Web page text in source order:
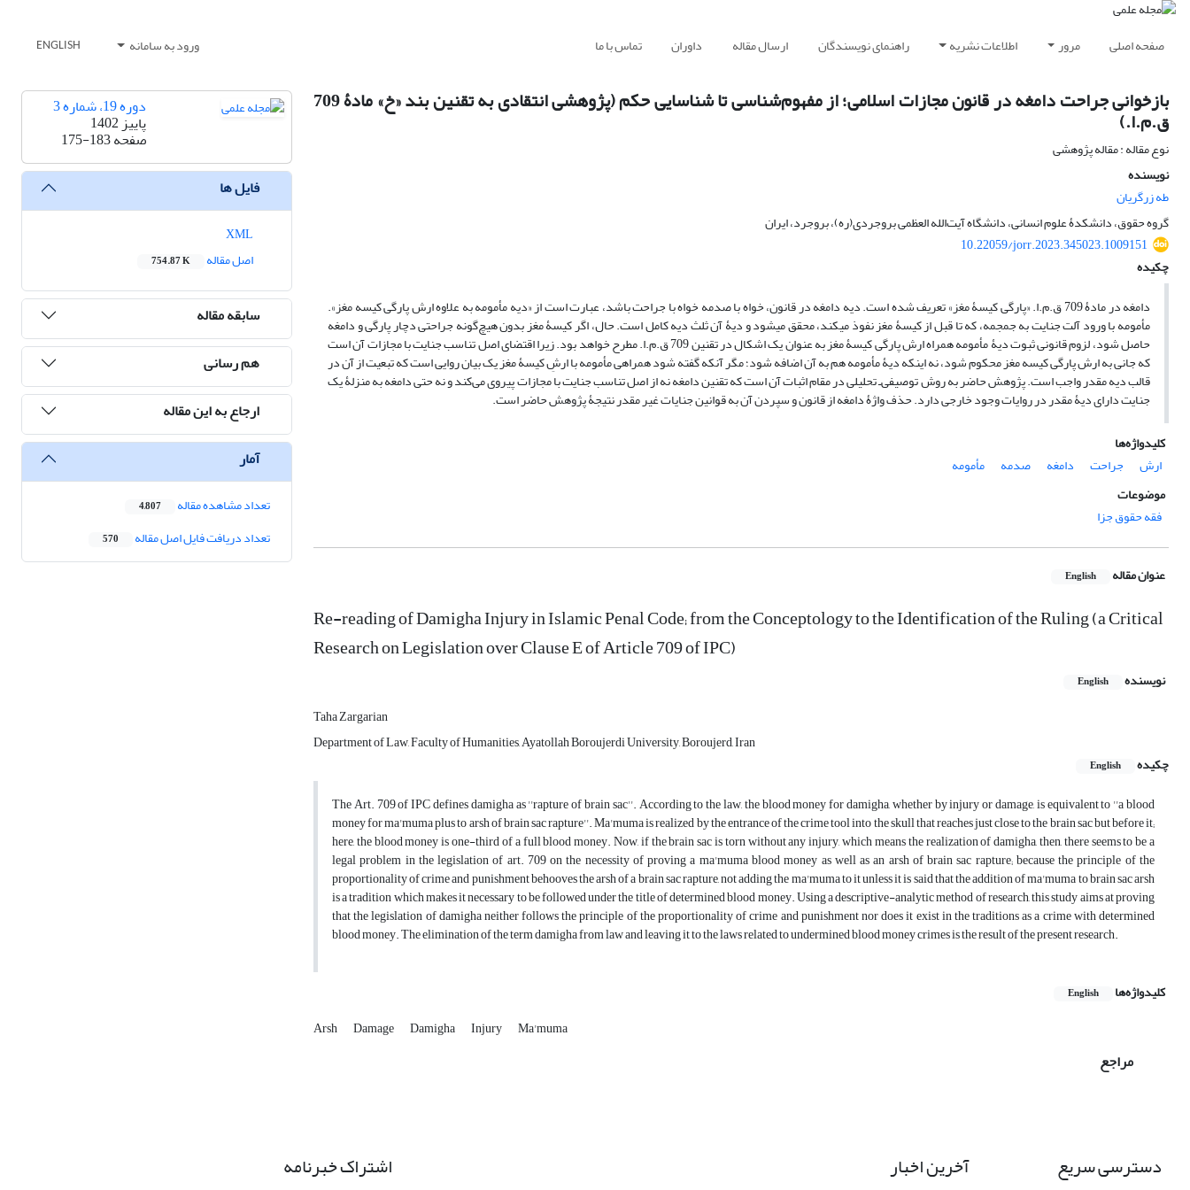
صفحه اصلی مرور اطلاعات نشریه راهنمای نویسندگان ارسال مقاله داوران تماس با ما ورود به سامانه ENGLISH
بازخوانی جراحت دامغه در قانون مجازات اسلامی؛ از مفهوم‌شناسی تا شناسایی حکم (پژوهشی انتقادی به تقنین بند «خ» مادۀ 709
ق.م.ا.)
نوع مقاله : مقاله پژوهشی
نویسنده
طه زرگریان
گروه حقوق، دانشکدۀ علوم انسانی، دانشگاه آیت‌الله العظمی بروجردی(ره)، بروجرد، ایران
10.22059/jorr.2023.345023.1009151
چکیده
دامغه در مادۀ 709 ق.م.ا. «پارگی کیسۀ مغز» تعریف شده است. دیه دامغه در قانون، خواه با صدمه خواه با جراحت باشد، عبارت است از «دیه مأمومه به علاوه ارش پارگی کیسه مغز».
مأمومه با ورود آلت جنایت به جمجمه، که تا قبل از کیسۀ مغز نفوذ می‏کند، محقق می‏شود و دیۀ آن ثلث دیه کامل است. حال، اگر کیسۀ مغز بدون هیچ‌گونه جراحتی دچار پارگی و دامغه
حاصل شود، لزوم قانونی ثبوت دیۀ مأمومه همراه ارش پارگی کیسۀ مغز به عنوان یک اشکال در تقنین 709 ق.م.ا. مطرح خواهد بود. زیرا اقتضای اصل تناسب جنایت با مجازات آن است
که جانی به ارش پارگی کیسه مغز محکوم شود، نه اینکه دیۀ مأمومه هم به آن اضافه شود؛ مگر آنکه گفته شود همراهی مأمومه با ارشِ کیسۀ مغز یک بیان روایی است که تبعیت از آن در
قالب دیه مقدر واجب است. پژوهش حاضر به روش توصیفی‌ـ تحلیلی در مقام اثبات آن است که تقنین دامغه نه از اصل تناسب جنایت با مجازات پیروی می‌کند و نه حتی دامغه به منزلۀ یک
جنایت دارای دیۀ مقدر در روایات وجود خارجی دارد. حذف واژۀ دامغه از قانون و سپردن آن به قوانین جنایات غیر مقدر نتیجۀ پژوهش حاضر است.
کلیدواژه‌ها
ارش
جراحت دامغه صدمه
مأمومه
موضوعات
فقه حقوق جزا
عنوان مقاله English
Re-reading of Damigha Injury in Islamic Penal Code; from the Conceptology to the Identification of the Ruling (a Critical
Research on Legislation over Clause E of Article 709 of IPC)
نویسنده English
Taha Zargarian
Department of Law, Faculty of Humanities, Ayatollah Boroujerdi University, Boroujerd, Iran
چکیده
English
The Art. 709 of IPC defines damigha as ''rapture of brain sac''. According to the law, the blood money for damigha, whether by injury or damage, is equivalent to ''a blood
money for ma'muma plus to arsh of brain sac rapture''. Ma'muma is realized by the entrance of the crime tool into the skull that reaches just close to the brain sac but before it;
here, the blood money is one-third of a full blood money. Now, if the brain sac is torn without any injury, which means the realization of damigha, then, there seems to be a
legal problem in the legislation of art. 709 on the necessity of proving a ma'muma blood money as well as an arsh of brain sac rapture; because the principle of the
proportionality of crime and punishment behooves the arsh of a brain sac rapture, not adding the ma'muma to it unless it is said that the addition of ma'muma to brain sac arsh
is a tradition which makes it necessary to be followed under the title of determined blood money. Using a descriptive-analytic method of research, this study aims at proving
that the legislation of damigha neither follows the principle of the proportionality of crime and punishment nor does it exist in the traditions as a crime with determined
blood money. The elimination of the term damigha from law and leaving it to the laws related to undermined blood money crimes is the result of the present research.
کلیدواژه‌ها English
Arsh Damage Damigha Injury Ma'muma
مراجع
دوره 19، شماره 3
پاییز 1402
صفحه175-183
فایل ها
اصل مقاله
754.87 K
سابقه مقاله
هم رسانی
ارجاع به این مقاله
آمار
تعداد مشاهده مقاله 4,807
تعداد دریافت فایل اصل مقاله 570
دسترسی سریع آخرین اخبار اشتراک خبرنامه